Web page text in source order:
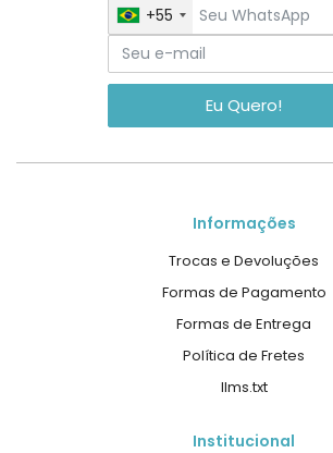
+55
Eu Quero!
Informações
Trocas e Devoluções
Formas de Pagamento
Formas de Entrega
Política de Fretes
llms.txt
Institucional